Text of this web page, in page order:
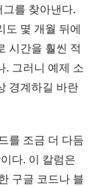
를 찾아낸다.
도 몇 개월 뒤에
시간을 훨씬 적
. 그러니 예제 소
경계하길 바란
를 조금 더 다듬
다. 이 칼럼은
구글 코드나 블